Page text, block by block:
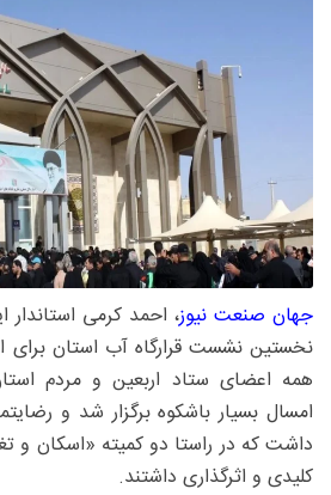
جهان صنعت نیوز، احمد کرمی استاندار
نخستین نشست قرارگاه آب استان برای
همه اعضای ستاد اربعین و مردم
امسال بسیار باشکوه برگزار شد و
داشت که در راستا دو کمیته «اسکان و
کلیدی و اثرگذاری داشتند.